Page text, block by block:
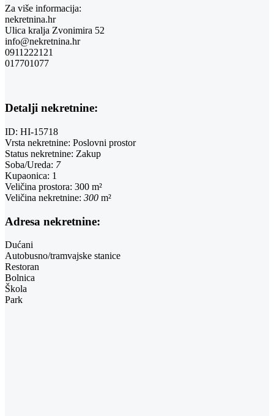
Za više informacija:
nekretnina.hr
Ulica kralja Zvonimira 52
info@nekretnina.hr
0911222121
017701077
Detalji nekretnine:
ID: HI-15718
Vrsta nekretnine: Poslovni prostor
Status nekretnine: Zakup
Soba/Ureda: 7
Kupaonica: 1
Veličina prostora: 300 m²
Veličina nekretnine: 300 m²
Adresa nekretnine:
Dućani
Autobusno/tramvajske stanice
Restoran
Bolnica
Škola
Park